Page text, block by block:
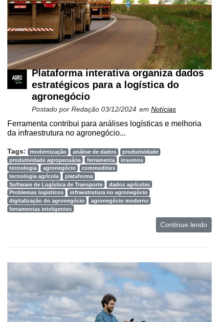
Plataforma interativa organiza dados
estratégicos para a logística do
agronegócio
Postado por Redação 03/12/2024 em Notícias
Ferramenta contribui para análises logísticas e melhoria
da infraestrutura no agronegócio...
Tags: modernização análise de dados
produtividade
produtividade agropecuária
ferramenta
insumos
tecnologia
agronegócio
commodities
tecnologia agrícola
plataforma
Software de Logística de Transporte
dados agrícolas
Problemas logisticos
infraestrutura no agronegócio
digitalização do agronegócio
agronegócio moderno
ferramentas inteligentes
Continue lendo